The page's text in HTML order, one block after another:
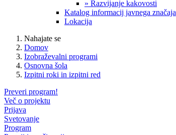
» Razvijanje kakovosti
Katalog informacij javnega značaja
Lokacija
Nahajate se
Domov
Izobraževalni programi
Osnovna šola
Izpitni roki in izpitni red
Preveri program!
Več o projektu
Prijava
Svetovanje
Program